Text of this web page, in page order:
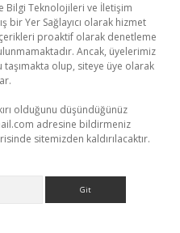
Bilgi Teknolojileri ve İletişim
bir Yer Sağlayıcı olarak hizmet
proaktif olarak denetleme
Ancak, üyelerimiz
olup, siteye üye olarak
olduğunu düşündüğünüz
adresine bildirmeniz
sitemizden kaldırılacaktır.